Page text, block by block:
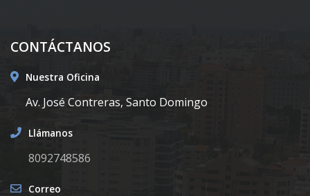
CONTÁCTANOS
Nuestra Oficina
Av. José Contreras, Santo Domingo
Llámanos
8092748586
Correo